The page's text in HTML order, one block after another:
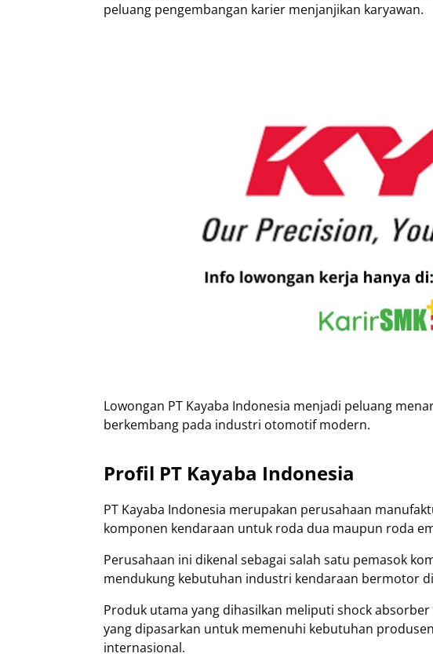
peluang pengembangan karier menjanjikan karyawan.
Lowongan PT Kayaba Indonesia menjadi peluang
berkembang pada industri otomotif modern.
Profil PT Kayaba Indonesia
PT Kayaba Indonesia merupakan perusahaan
komponen kendaraan untuk roda dua maupun roda
Perusahaan ini dikenal sebagai salah satu pemasok
mendukung kebutuhan industri kendaraan bermotor
Produk utama yang dihasilkan meliputi shock
yang dipasarkan untuk memenuhi kebutuhan
internasional.